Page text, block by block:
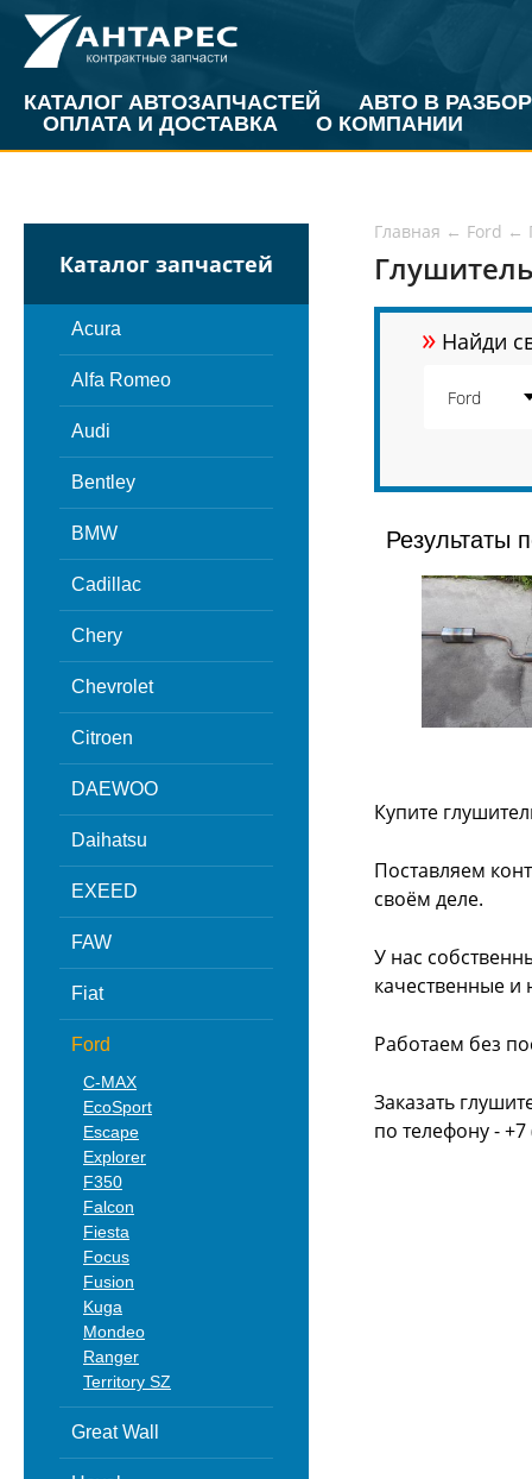
КАТАЛОГ АВТОЗАПЧАСТЕЙ
АВТО В РАЗБОР
ОПЛАТА И ДОСТАВКА
О КОМПАНИИ
Каталог запчастей
Acura
Alfa Romeo
Audi
Bentley
BMW
Cadillac
Chery
Chevrolet
Citroen
DAEWOO
Daihatsu
EXEED
FAW
Fiat
Ford
C-MAX
EcoSport
Escape
Explorer
F350
Falcon
Fiesta
Focus
Fusion
Kuga
Mondeo
Ranger
Territory SZ
Great Wall
Главная ← Ford ←
» Найди
Результаты
Купите
Поставляем
своём деле.
У нас
качественные и
Работаем без
Заказать
по телефону -